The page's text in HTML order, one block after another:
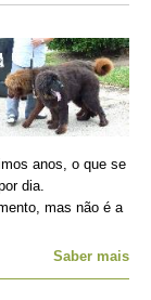
anos, o que se
dia.
mas não é a
Saber mais